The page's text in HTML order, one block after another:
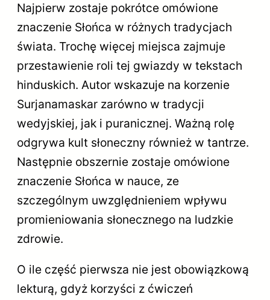
Najpierw zostaje pokrótce omówione
znaczenie Słońca w różnych tradycjach
świata. Trochę więcej miejsca zajmuje
przestawienie roli tej gwiazdy w tekstach
hinduskich. Autor wskazuje na korzenie
Surjanamaskar zarówno w tradycji
wedyjskiej, jak i puranicznej. Ważną rolę
odgrywa kult słoneczny również w tantrze.
Następnie obszernie zostaje omówione
znaczenie Słońca w nauce, ze
szczególnym uwzględnieniem wpływu
promieniowania słonecznego na ludzkie
zdrowie.
O ile część pierwsza nie jest obowiązkową
lekturą, gdyż korzyści z ćwiczeń